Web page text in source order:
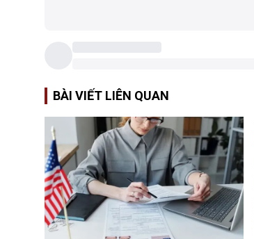
BÀI VIẾT LIÊN QUAN